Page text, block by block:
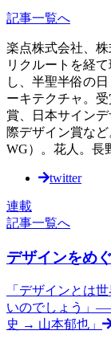
記事一覧へ
楽点株式会社、
リクルートを経
し、半聖半俗の
ーキテクチャ。
賞、日本サイン
際デザイン賞な
WG）。花人。長
twitter
連載
記事一覧へ
デザインをめ
「デザインとは
いのでしょう」
史 → 山本郁也」